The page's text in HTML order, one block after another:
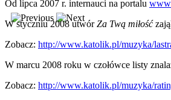
Od lipca 2007 r. internauci na portalu
W styczniu 2008 utwórZa Twą miłość
Zobacz: http://www.katolik.pl/muzyka/
W marcu 2008 roku w czołówce listy
Zobacz: http://www.katolik.pl/muzyka/